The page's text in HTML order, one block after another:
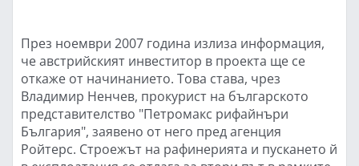
През ноември 2007 година излиза информация,
че австрийският инвеститор в проекта ще се
откаже от начинанието. Това става, чрез
Владимир Ненчев, прокурист на българското
представителство "Петромакс рифайнъри
България", заявено от него пред агенция
Ройтерс. Строежът на рафинерията и пускането й